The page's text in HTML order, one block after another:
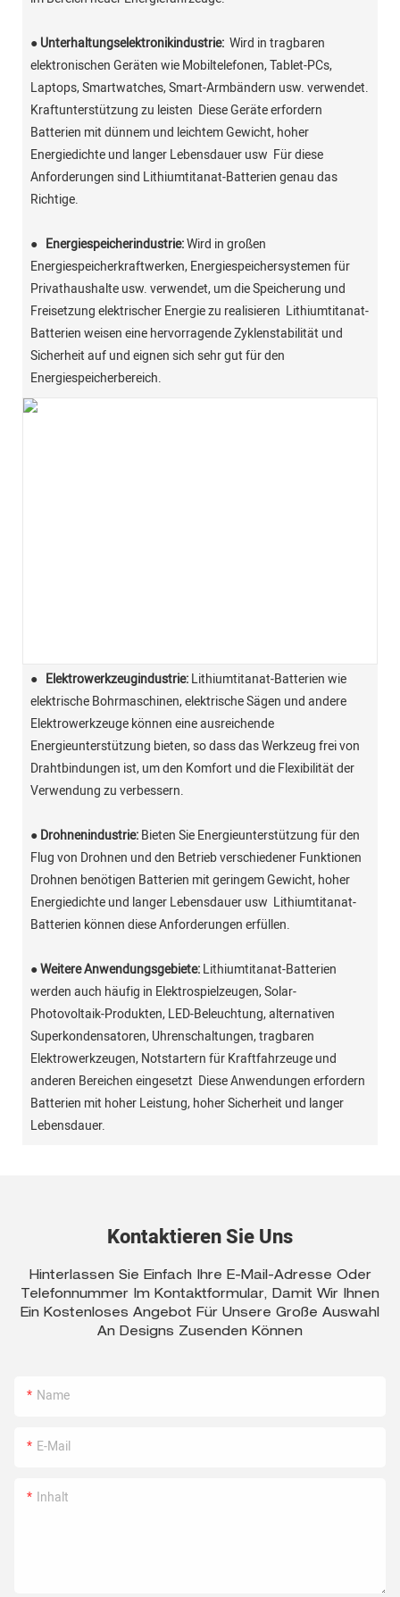
●Unterhaltungselektronikindustrie: Wird in tragbaren
elektronischen Geräten wie Mobiltelefonen, Tablet-PCs,
Laptops, Smartwatches, Smart-Armbändern usw. verwendet.
Kraftunterstützung zu leisten Diese Geräte erfordern
Batterien mit dünnem und leichtem Gewicht, hoher
Energiedichte und langer Lebensdauer usw Für diese
Anforderungen sind Lithiumtitanat-Batterien genau das
Richtige.
● Energiespeicherindustrie:Wird in großen
Energiespeicherkraftwerken, Energiespeichersystemen für
Privathaushalte usw. verwendet, um die Speicherung und
Freisetzung elektrischer Energie zu realisieren Lithiumtitanat-
Batterien weisen eine hervorragende Zyklenstabilität und
Sicherheit auf und eignen sich sehr gut für den
Energiespeicherbereich.
● Elektrowerkzeugindustrie:Lithiumtitanat-Batterien wie
elektrische Bohrmaschinen, elektrische Sägen und andere
Elektrowerkzeuge können eine ausreichende
Energieunterstützung bieten, so dass das Werkzeug frei von
Drahtbindungen ist, um den Komfort und die Flexibilität der
Verwendung zu verbessern.
● Drohnenindustrie:Bieten Sie Energieunterstützung für den
Flug von Drohnen und den Betrieb verschiedener Funktionen
Drohnen benötigen Batterien mit geringem Gewicht, hoher
Energiedichte und langer Lebensdauer usw Lithiumtitanat-
Batterien können diese Anforderungen erfüllen.
● Weitere Anwendungsgebiete:Lithiumtitanat-Batterien
werden auch häufig in Elektrospielzeugen, Solar-
Photovoltaik-Produkten, LED-Beleuchtung, alternativen
Superkondensatoren, Uhrenschaltungen, tragbaren
Elektrowerkzeugen, Notstartern für Kraftfahrzeuge und
anderen Bereichen eingesetzt Diese Anwendungen erfordern
Batterien mit hoher Leistung, hoher Sicherheit und langer
Lebensdauer.
Kontaktieren Sie Uns
Hinterlassen Sie Einfach Ihre E-Mail-Adresse Oder
Telefonnummer Im Kontaktformular, Damit Wir Ihnen
Ein Kostenloses Angebot Für Unsere Große Auswahl
An Designs Zusenden Können
Name
E-Mail
Inhalt